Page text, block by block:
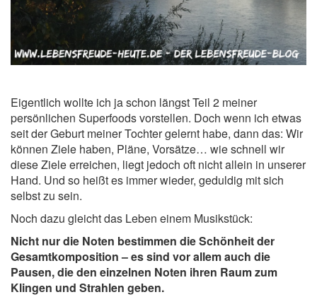
Eigentlich wollte ich ja schon längst Teil 2 meiner
persönlichen Superfoods vorstellen. Doch wenn ich etwas
seit der Geburt meiner Tochter gelernt habe, dann das: Wir
können Ziele haben, Pläne, Vorsätze… wie schnell wir
diese Ziele erreichen, liegt jedoch oft nicht allein in unserer
Hand. Und so heißt es immer wieder, geduldig mit sich
selbst zu sein.
Noch dazu gleicht das Leben einem Musikstück:
Nicht nur die Noten bestimmen die Schönheit der
Gesamtkomposition – es sind vor allem auch die
Pausen, die den einzelnen Noten ihren Raum zum
Klingen und Strahlen geben.